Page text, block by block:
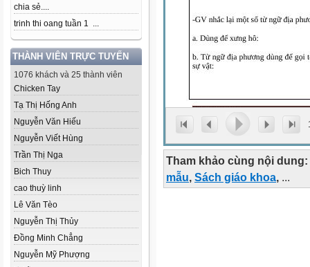
chia sẻ....
trinh thi oang tuần 1 ...
THÀNH VIÊN TRỰC TUYẾN
1076 khách và 25 thành viên
Chicken Tay
Tạ Thị Hống Anh
Nguyễn Văn Hiếu
Nguyễn Viết Hùng
Trần Thị Nga
Bich Thuy
cao thuỳ linh
Lê Văn Tèo
Nguyễn Thị Thủy
Đồng Minh Chẳng
Nguyễn Mỹ Phượng
Tham khảo cùng nội dung:
mẫu, Sách giáo khoa, ...